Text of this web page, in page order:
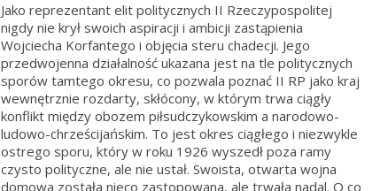
Jako reprezentant elit politycznych II Rzeczypospolitej
nigdy nie krył swoich aspiracji i ambicji zastąpienia
Wojciecha Korfantego i objęcia steru chadecji. Jego
przedwojenna działalność ukazana jest na tle politycznych
sporów tamtego okresu, co pozwala poznać II RP jako kraj
wewnętrznie rozdarty, skłócony, w którym trwa ciągły
konflikt między obozem piłsudczykowskim a narodowo-
ludowo-chrześcijańskim. To jest okres ciągłego i niezwykle
ostrego sporu, który w roku 1926 wyszedł poza ramy
czysto polityczne, ale nie ustał. Swoista, otwarta wojna
domowa została nieco zastopowana, ale trwała nadal. O co